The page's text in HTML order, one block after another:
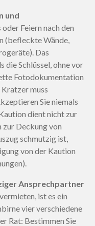
und
Feiern nach den
(befleckte Wände,
Das
Schlüssel, ohne vor
Fotodokumentation
muss
Sie niemals
dient nicht zur
zur Deckung von
schmutzig ist,
von der Kaution
Ansprechpartner
ist es ein
vier verschiedene
Rat: Bestimmen Sie